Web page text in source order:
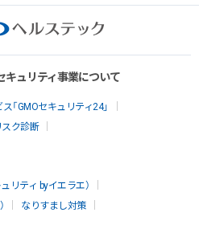
キュリティ事業について
「GMOセキュリティ24」
ク診断
リティ byイエラエ）
なりすまし対策